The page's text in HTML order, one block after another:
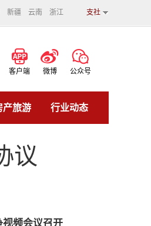
新疆 云南 浙江 支社
客户端 微博 公众号
产旅游 行业动态
议
频会议召开